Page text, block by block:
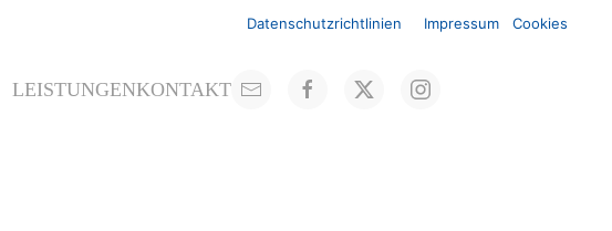
Datenschutzrichtlinien Impressum Cookies
LEISTUNGENKONTAKT